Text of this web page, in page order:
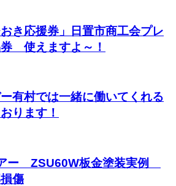
おき応援券」日置市商工会プレ
券 使えますよ～！
有村では一緒に働いてくれる
ります！
ー ZSU60W板金塗装実例
傷